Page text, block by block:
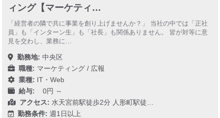
ィング【マーケティ…
「経営者の隣で共に事業を創り上げませんか？」 当社の中では「正社
員」も「インターン生」も「社長」も関係ありません。 皆が対等に意
見を交わし、業務に…
勤務地: 中央区
職種: マーケティング / 広報
業種: IT・Web
給与: 0円 ～
アクセス: 水天宮前駅徒歩2分 人形町駅徒…
勤務条件: 週1日以上